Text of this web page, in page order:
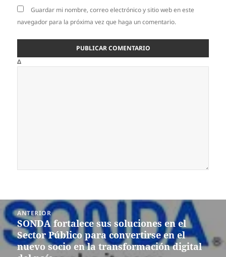
Guardar mi nombre, correo electrónico y sitio web en este
navegador para la próxima vez que haga un comentario.
Δ
Navegación
de
entradas
ANTERIOR
Entrada
anterior:
SONDA fortalece sus soluciones en el
Sector Público para convertirse en el
nuevo socio en la transformación digital